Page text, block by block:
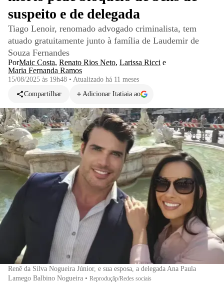
suspeito e de delegada
Tiago Lenoir, renomado advogado criminalista, tem
atuado gratuitamente junto à família de Laudemir de
Souza Fernandes
PorMaic Costa, Renato Rios Neto, Larissa Ricci e
Maria Fernanda Ramos
15/08/2025 às 19h48 • Atualizado há 11 meses
Compartilhar
Adicionar Itatiaia ao
Renê da Silva Nogueira Júnior, e sua esposa, a delegada Ana Paula
Lamego Balbino Nogueira • Reproduçãp/Redes sociais